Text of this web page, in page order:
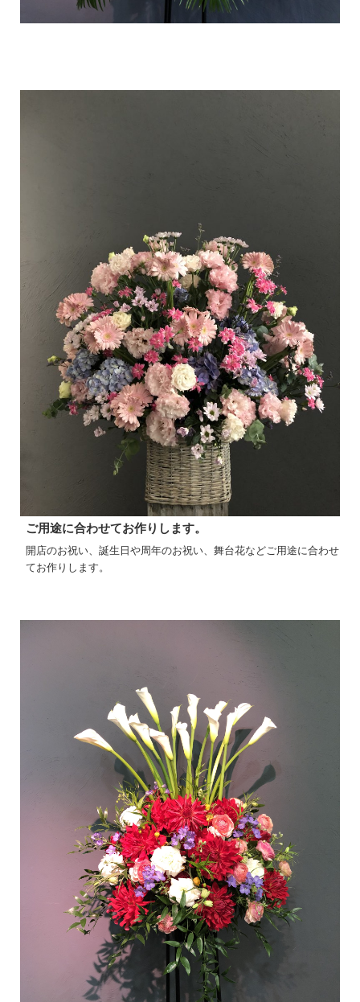
ご用途に合わせてお作りします。
開店のお祝い、誕生日や周年のお祝い、舞台花などご用途に合わせ
てお作りします。